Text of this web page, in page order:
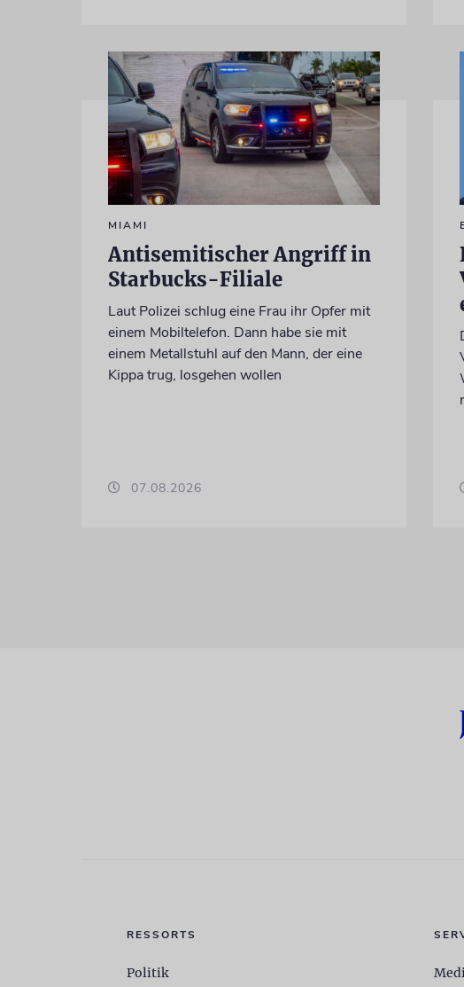
MIAMI
Antisemitischer Angriff in
Starbucks-Filiale
Laut Polizei schlug eine Frau ihr Opfer mit
einem Mobiltelefon. Dann habe sie mit
einem Metallstuhl auf den Mann, der eine
Kippa trug, losgehen wollen
07.08.2026
RESSORTS
Politik